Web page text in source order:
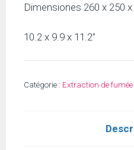
Dimensiones 260 x 250
10.2 x 9.9 x 11.2”
Catégorie : Extraction de fumée